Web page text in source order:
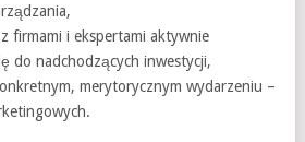
firmami i ekspertami aktywnie
do nadchodzących inwestycji,
merytorycznym wydarzeniu –